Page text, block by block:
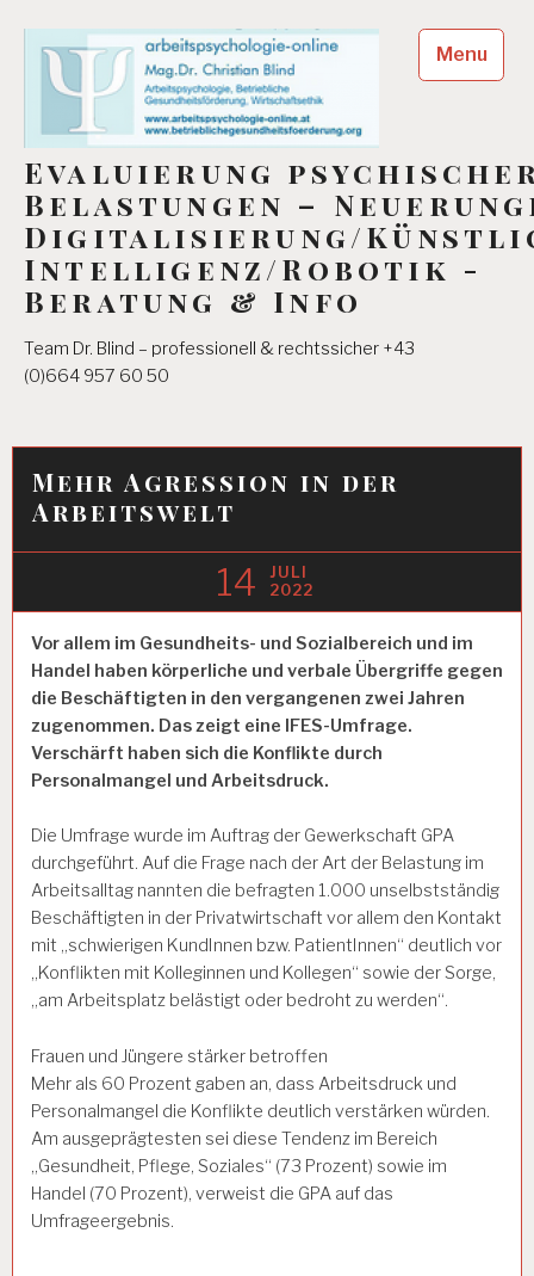
content
Evaluierung
Belastungen –
Digitalisierung/
Intelligenz/Robotik -
Beratung & Info
Team Dr. Blind – professionell & rechtssicher +43
(0)664 957 60 50
Menu
Mehr Agression in der
Arbeitswelt
14
JULI
2022
Vor allem im Gesundheits- und Sozialbereich und im
Handel haben körperliche und verbale Übergriffe gegen
die Beschäftigten in den vergangenen zwei Jahren
zugenommen. Das zeigt eine IFES-Umfrage.
Verschärft haben sich die Konflikte durch
Personalmangel und Arbeitsdruck.
Die Umfrage wurde im Auftrag der Gewerkschaft GPA
durchgeführt. Auf die Frage nach der Art der Belastung im
Arbeitsalltag nannten die befragten 1.000 unselbstständig
Beschäftigten in der Privatwirtschaft vor allem den Kontakt
mit „schwierigen KundInnen bzw. PatientInnen“ deutlich vor
„Konflikten mit Kolleginnen und Kollegen“ sowie der Sorge,
„am Arbeitsplatz belästigt oder bedroht zu werden“.
Frauen und Jüngere stärker betroffen
Mehr als 60 Prozent gaben an, dass Arbeitsdruck und
Personalmangel die Konflikte deutlich verstärken würden.
Am ausgeprägtesten sei diese Tendenz im Bereich
„Gesundheit, Pflege, Soziales“ (73 Prozent) sowie im
Handel (70 Prozent), verweist die GPA auf das
Umfrageergebnis.